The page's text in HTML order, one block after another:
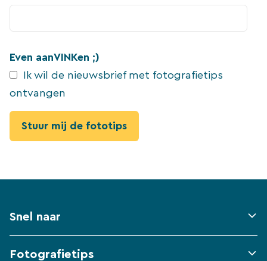
Even aanVINKen ;)
Ik wil de nieuwsbrief met fotografietips
ontvangen
Snel naar
Fotografietips